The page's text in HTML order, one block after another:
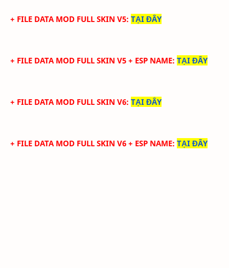
+ FILE DATA MOD FULL SKIN V5: TẠI ĐÂY
+ FILE DATA MOD FULL SKIN V5 + ESP NAME: TẠI ĐÂY
+ FILE DATA MOD FULL SKIN V6: TẠI ĐÂY
+ FILE DATA MOD FULL SKIN V6 + ESP NAME: TẠI ĐÂY